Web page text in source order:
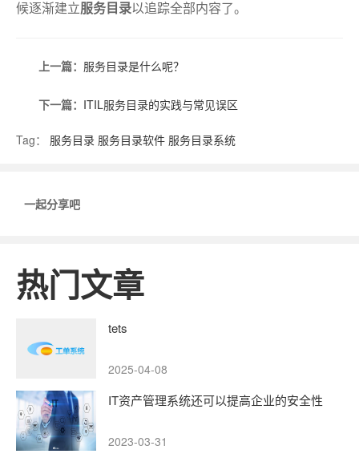
候逐渐建立服务目录以追踪全部内容了。
上一篇： 服务目录是什么呢？
下一篇： ITIL服务目录的实践与常见误区
Tag： 服务目录 服务目录软件 服务目录系统
一起分享吧
热门文章
tets
2025-04-08
IT资产管理系统还可以提高企业的安全性
2023-03-31